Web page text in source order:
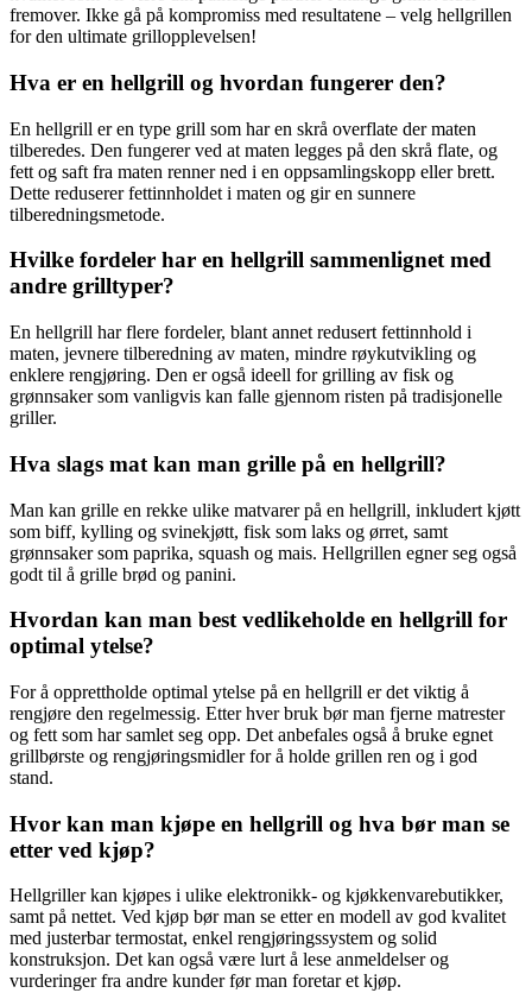
fremover. Ikke gå på kompromiss med resultatene – velg hellgrillen
for den ultimate grillopplevelsen!
Hva er en hellgrill og hvordan fungerer den?
En hellgrill er en type grill som har en skrå overflate der maten
tilberedes. Den fungerer ved at maten legges på den skrå flate, og
fett og saft fra maten renner ned i en oppsamlingskopp eller brett.
Dette reduserer fettinnholdet i maten og gir en sunnere
tilberedningsmetode.
Hvilke fordeler har en hellgrill sammenlignet med
andre grilltyper?
En hellgrill har flere fordeler, blant annet redusert fettinnhold i
maten, jevnere tilberedning av maten, mindre røykutvikling og
enklere rengjøring. Den er også ideell for grilling av fisk og
grønnsaker som vanligvis kan falle gjennom risten på tradisjonelle
griller.
Hva slags mat kan man grille på en hellgrill?
Man kan grille en rekke ulike matvarer på en hellgrill, inkludert kjøtt
som biff, kylling og svinekjøtt, fisk som laks og ørret, samt
grønnsaker som paprika, squash og mais. Hellgrillen egner seg også
godt til å grille brød og panini.
Hvordan kan man best vedlikeholde en hellgrill for
optimal ytelse?
For å opprettholde optimal ytelse på en hellgrill er det viktig å
rengjøre den regelmessig. Etter hver bruk bør man fjerne matrester
og fett som har samlet seg opp. Det anbefales også å bruke egnet
grillbørste og rengjøringsmidler for å holde grillen ren og i god
stand.
Hvor kan man kjøpe en hellgrill og hva bør man se
etter ved kjøp?
Hellgriller kan kjøpes i ulike elektronikk- og kjøkkenvarebutikker,
samt på nettet. Ved kjøp bør man se etter en modell av god kvalitet
med justerbar termostat, enkel rengjøringssystem og solid
konstruksjon. Det kan også være lurt å lese anmeldelser og
vurderinger fra andre kunder før man foretar et kjøp.